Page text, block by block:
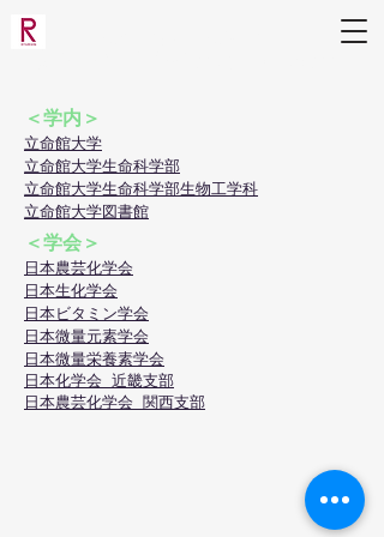
＜学内＞
​立命館大学
​立命館大学生命科学部
​立命館大学生命科学部生物工学科
​立命館大学図書館
＜学会＞
日本農芸化学会​
日本生化学会
​日本ビタミン学会
​日本微量元素学会
​日本微量栄養素学会
日本化学会 近畿支部
​日本農芸化学会 関西支部